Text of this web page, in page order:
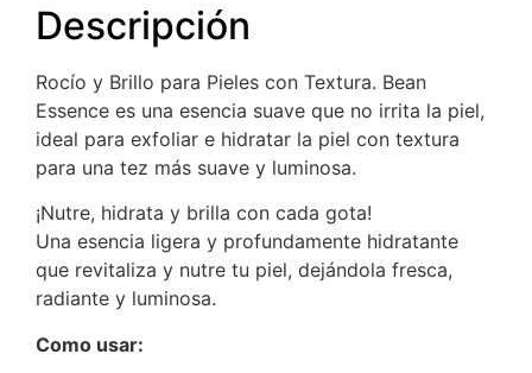
Descripción
Rocío y Brillo para Pieles con Textura. Bean
Essence es una esencia suave que no irrita la piel,
ideal para exfoliar e hidratar la piel con textura
para una tez más suave y luminosa.
¡Nutre, hidrata y brilla con cada gota!
Una esencia ligera y profundamente hidratante
que revitaliza y nutre tu piel, dejándola fresca,
radiante y luminosa.
Como usar: